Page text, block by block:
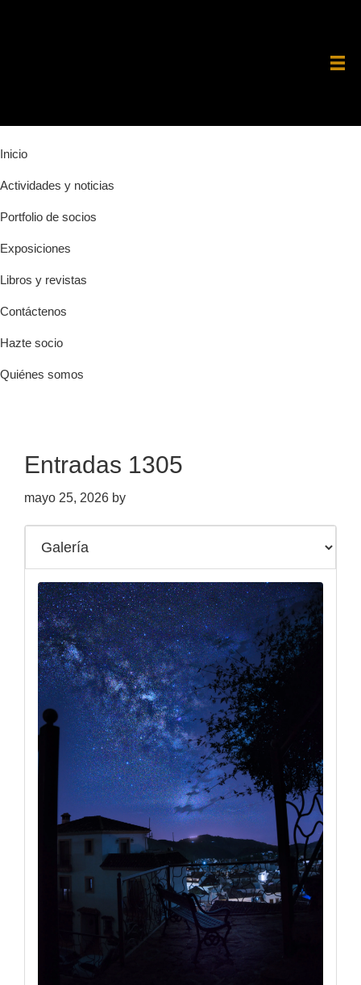
principal
Inicio
Actividades y noticias
Portfolio de socios
Exposiciones
Libros y revistas
Contáctenos
Hazte socio
Quiénes somos
Entradas 1305
mayo 25, 2026 by